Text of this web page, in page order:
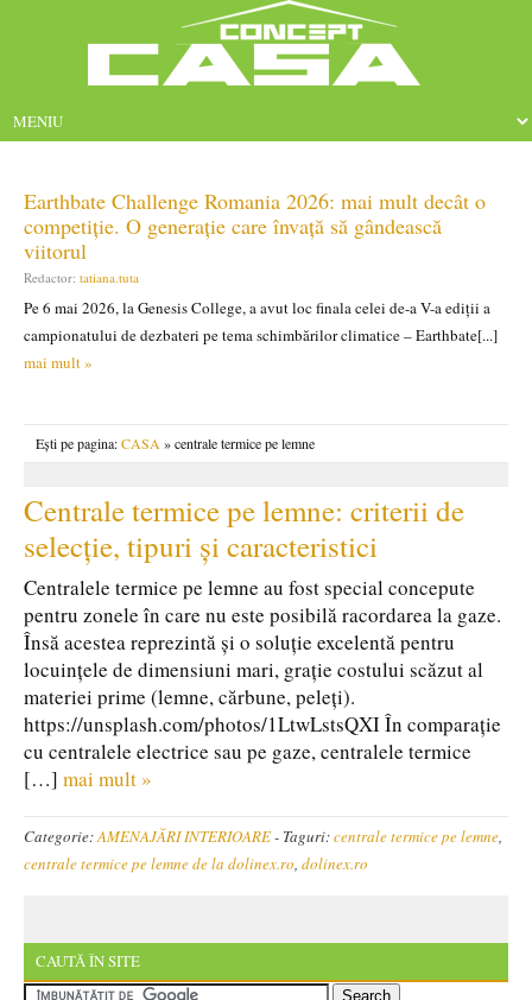
Earthbate Challenge Romania 2026: mai mult decât o
competiție. O generație care învață să gândească
viitorul
Redactor: tatiana.tuta
Pe 6 mai 2026, la Genesis College, a avut loc finala celei de-a V-a ediții a
campionatului de dezbateri pe tema schimbărilor climatice – Earthbate[...]
mai mult »
Ești pe pagina:CASA » centrale termice pe lemne
Centrale termice pe lemne: criterii de
selecție, tipuri și caracteristici
Centralele termice pe lemne au fost special concepute
pentru zonele în care nu este posibilă racordarea la gaze.
Însă acestea reprezintă și o soluție excelentă pentru
locuințele de dimensiuni mari, grație costului scăzut al
materiei prime (lemne, cărbune, peleți).
https://unsplash.com/photos/1LtwLstsQXI În comparație
cu centralele electrice sau pe gaze, centralele termice
[…] mai mult »
Categorie:AMENAJĂRI INTERIOARE- Taguri:centrale termice pe lemne,
centrale termice pe lemne de la dolinex.ro, dolinex.ro
CAUTĂ ÎN SITE